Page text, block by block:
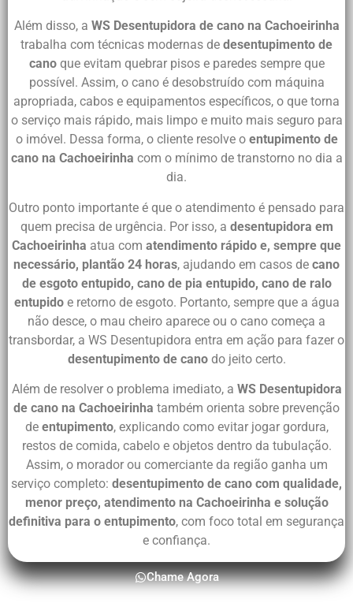
Além disso, a WS Desentupidora de cano na Cachoeirinha
trabalha com técnicas modernas de desentupimento de
canoque evitam quebrar pisos e paredes sempre que
possível. Assim, o cano é desobstruído com máquina
apropriada, cabos e equipamentos específicos, o que torna
o serviço mais rápido, mais limpo e muito mais seguro para
o imóvel. Dessa forma, o cliente resolve o entupimento de
cano na Cachoeirinha com o mínimo de transtorno no dia a
dia.
Outro ponto importante é que o atendimento é pensado para
quem precisa de urgência. Por isso, a desentupidora em
Cachoeirinha atua com atendimento rápido e, sempre que
necessário, plantão 24 horas, ajudando em casos de cano
de esgoto entupido, cano de pia entupido, cano de ralo
entupidoe retorno de esgoto. Portanto, sempre que a água
não desce, o mau cheiro aparece ou o cano começa a
transbordar, a WS Desentupidora entra em ação para fazer o
desentupimento de canodo jeito certo.
Além de resolver o problema imediato, a WS Desentupidora
de cano na Cachoeirinha também orienta sobre prevenção
de entupimento, explicando como evitar jogar gordura,
restos de comida, cabelo e objetos dentro da tubulação.
Assim, o morador ou comerciante da região ganha um
serviço completo: desentupimento de cano com qualidade,
menor preço, atendimento na Cachoeirinha e solução
definitiva para o entupimento, com foco total em segurança
e confiança.
Chame Agora